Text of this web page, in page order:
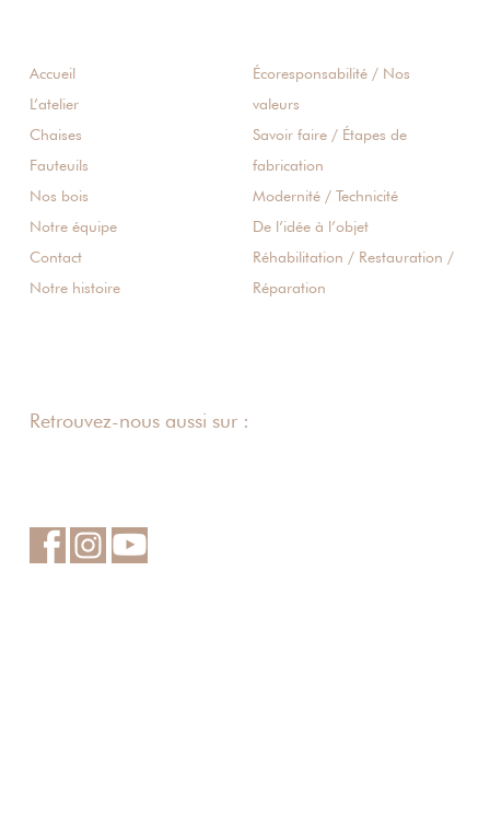
Accueil
L’atelier
Chaises
Fauteuils
Nos bois
Notre équipe
Contact
Notre histoire
Écoresponsabilité / Nos
valeurs
Savoir faire / Étapes de
fabrication
Modernité / Technicité
De l’idée à l’objet
Réhabilitation / Restauration /
Réparation
Retrouvez-nous aussi sur :